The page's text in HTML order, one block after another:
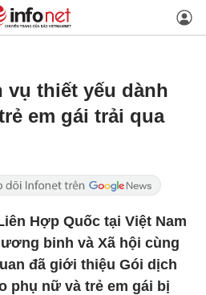
vụ thiết yếu dành
em gái trải qua
Hợp Quốc tại Việt Nam
binh và Xã hội cùng
đã giới thiệu Gói dịch
phụ nữ và trẻ em gái bị